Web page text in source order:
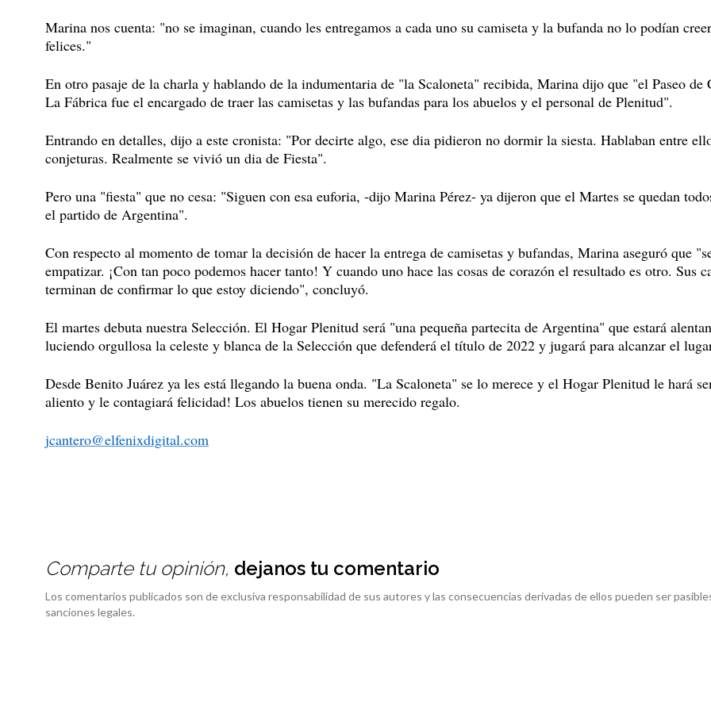
Marina nos cuenta: "no se imaginan, cuando les entregamos a cada uno su camiseta y la bufanda no lo podían
felices."
En otro pasaje de la charla y hablando de la indumentaria de "la Scaloneta" recibida, Marina dijo que "el Paseo de
La Fábrica fue el encargado de traer las camisetas y las bufandas para los abuelos y el personal de Plenitud".
Entrando en detalles, dijo a este cronista: "Por decirte algo, ese dia pidieron no dormir la siesta. Hablaban entre
conjeturas. Realmente se vivió un dia de Fiesta".
Pero una "fiesta" que no cesa: "Siguen con esa euforia, -dijo Marina Pérez- ya dijeron que el Martes se quedan
el partido de Argentina".
Con respecto al momento de tomar la decisión de hacer la entrega de camisetas y bufandas, Marina aseguró que
empatizar. ¡Con tan poco podemos hacer tanto! Y cuando uno hace las cosas de corazón el resultado es otro. Sus
terminan de confirmar lo que estoy diciendo", concluyó.
El martes debuta nuestra Selección. El Hogar Plenitud será "una pequeña partecita de Argentina" que estará
luciendo orgullosa la celeste y blanca de la Selección que defenderá el título de 2022 y jugará para alcanzar el
Desde Benito Juárez ya les está llegando la buena onda. "La Scaloneta" se lo merece y el Hogar Plenitud le hará
aliento y le contagiará felicidad! Los abuelos tienen su merecido regalo.
jcantero@elfenixdigital.com
Comparte tu opinión, dejanos tu comentario
Los comentarios publicados son de exclusiva responsabilidad de sus autores y las consecuencias derivadas de ellos pueden ser
sanciones legales.